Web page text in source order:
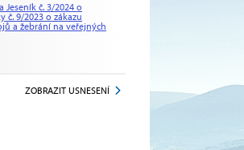
Jeseník č. 3/2024 o
č. 9/2023 o zákazu
a žebrání na veřejných
ZOBRAZIT USNESENÍ